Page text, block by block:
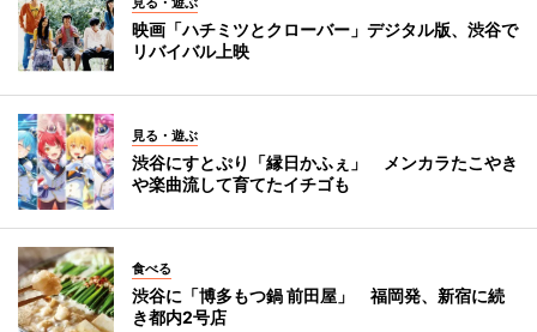
映画「ハチミツとクローバー」デジタル版、渋谷で
リバイバル上映
見る・遊ぶ
渋谷にすとぷり「縁日かふぇ」 メンカラたこやき
や楽曲流して育てたイチゴも
食べる
渋谷に「博多もつ鍋 前田屋」 福岡発、新宿に続
き都内2号店